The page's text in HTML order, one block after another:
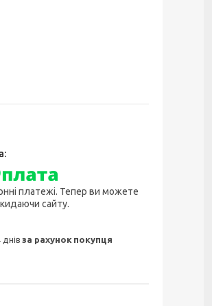
платежі. Тепер ви можете
сайту.
днівза рахунок покупця